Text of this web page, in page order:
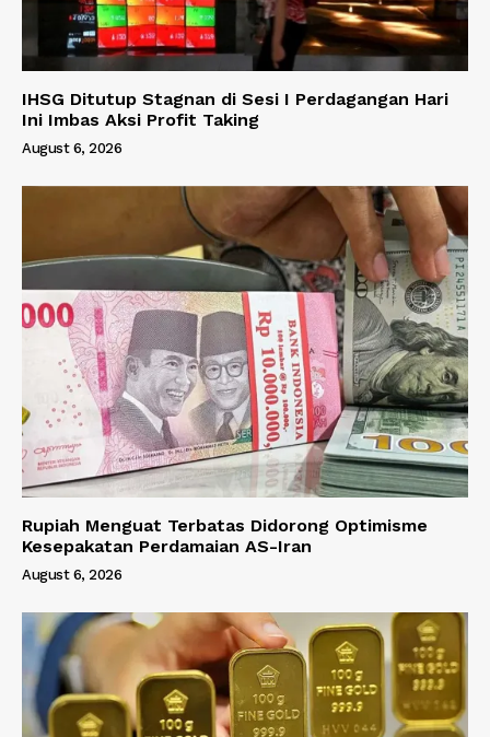
IHSG Ditutup Stagnan di Sesi I Perdagangan Hari
Ini Imbas Aksi Profit Taking
August 6, 2026
Rupiah Menguat Terbatas Didorong Optimisme
Kesepakatan Perdamaian AS-Iran
August 6, 2026